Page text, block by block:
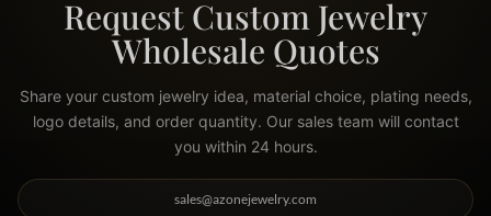
Request Custom Jewelry
Wholesale Quotes
Share your custom jewelry idea, material choice, plating needs,
logo details, and order quantity. Our sales team will contact
you within 24 hours.
sales@azonejewelry.com